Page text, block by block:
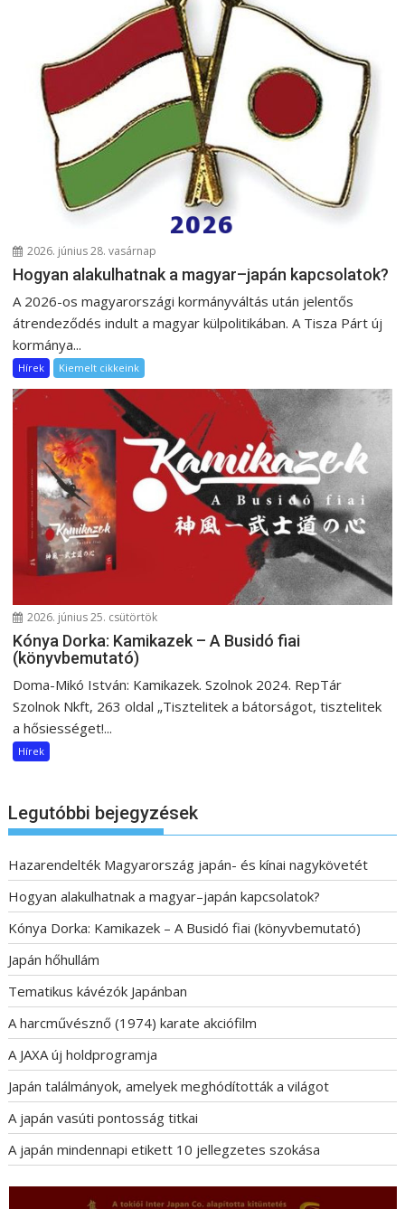
2026. június 28. vasárnap
Hogyan alakulhatnak a magyar–japán kapcsolatok?
A 2026-os magyarországi kormányváltás után jelentős
átrendeződés indult a magyar külpolitikában. A Tisza Párt új
kormánya...
Hírek Kiemelt cikkeink
2026. június 25. csütörtök
Kónya Dorka: Kamikazek – A Busidó fiai
(könyvbemutató)
Doma-Mikó István: Kamikazek. Szolnok 2024. RepTár
Szolnok Nkft, 263 oldal „Tisztelitek a bátorságot, tisztelitek
a hősiességet!...
Hírek
Legutóbbi bejegyzések
Hazarendelték Magyarország japán- és kínai nagykövetét
Hogyan alakulhatnak a magyar–japán kapcsolatok?
Kónya Dorka: Kamikazek – A Busidó fiai (könyvbemutató)
Japán hőhullám
Tematikus kávézók Japánban
A harcművésznő (1974) karate akciófilm
A JAXA új holdprogramja
Japán találmányok, amelyek meghódították a világot
A japán vasúti pontosság titkai
A japán mindennapi etikett 10 jellegzetes szokása